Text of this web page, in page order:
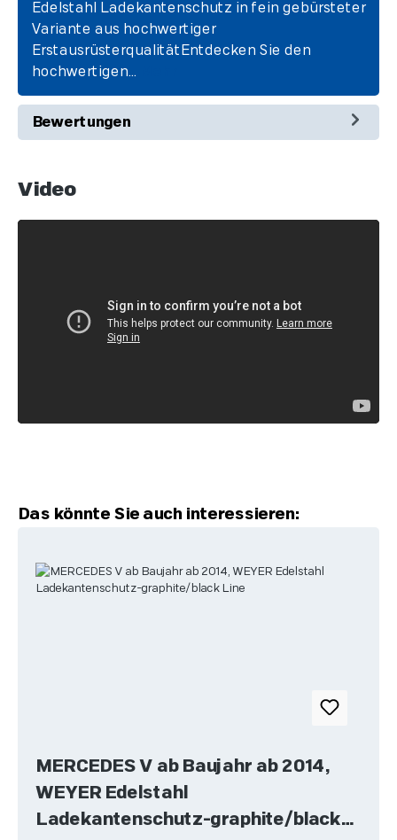
Edelstahl Ladekantenschutz in fein gebürsteter
Variante aus hochwertiger
ErstausrüsterqualitätEntdecken Sie den
hochwertigen…
Bewertungen
Video
Produktgalerie überspringen
Das könnte Sie auch interessieren:
MERCEDES V ab Baujahr ab 2014,
WEYER Edelstahl
Ladekantenschutz-graphite/black